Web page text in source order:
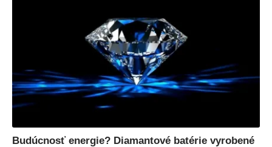
Budúcnosť energie? Diamantové batérie vyrobené